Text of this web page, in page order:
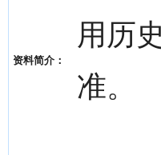
资料简介：
用历
准。